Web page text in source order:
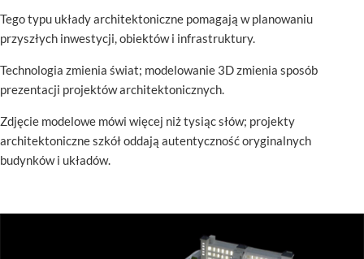
Tego typu układy architektoniczne pomagają w planowaniu
przyszłych inwestycji, obiektów i infrastruktury.
Technologia zmienia świat; modelowanie 3D zmienia sposób
prezentacji projektów architektonicznych.
Zdjęcie modelowe mówi więcej niż tysiąc słów; projekty
architektoniczne szkół oddają autentyczność oryginalnych
budynków i układów.